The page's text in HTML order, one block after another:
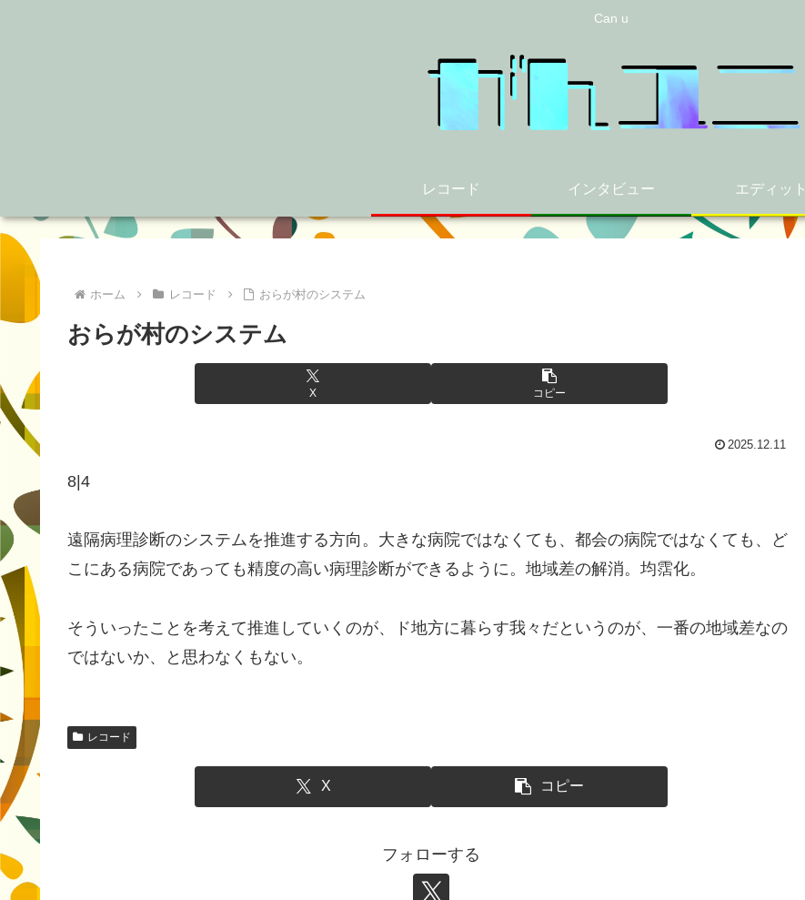
Can u
レコード インタビュー エディット
ホーム レコード おらが村のシステム
おらが村のシステム
X コピー
2025.12.11
8|4
遠隔病理診断のシステムを推進する方向。大きな病院ではなくても、都会の病院ではなくても、ど
こにある病院であっても精度の高い病理診断ができるように。地域差の解消。均霑化。
そういったことを考えて推進していくのが、ド地方に暮らす我々だというのが、一番の地域差なの
ではないか、と思わなくもない。
レコード
X コピー
フォローする